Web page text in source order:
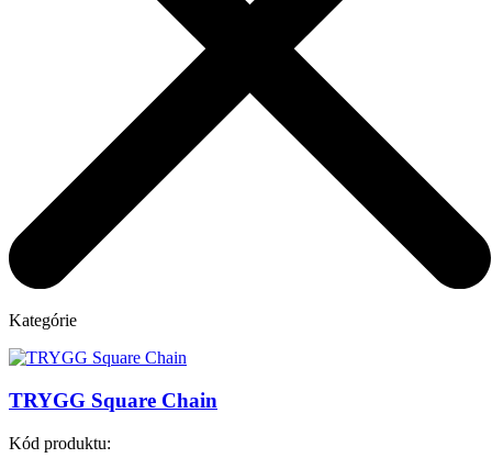
Kategórie
TRYGG Square Chain
Kód produktu: